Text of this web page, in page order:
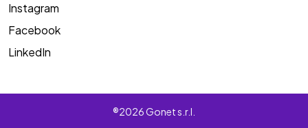
Instagram
Facebook
LinkedIn
®2026 Gonet s.r.l.